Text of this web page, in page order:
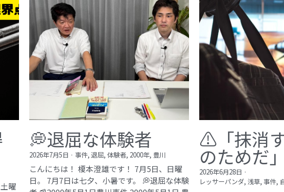
©2017 kibi inc.（株式会社